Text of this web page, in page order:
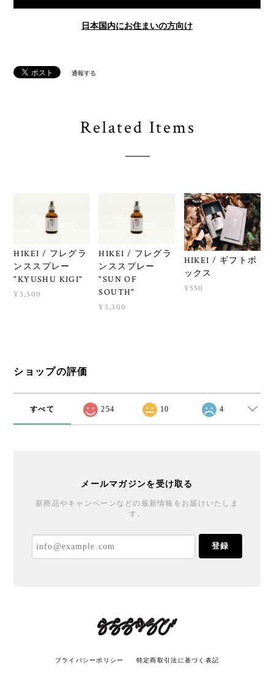
日本国内にお住まいの方向け
通報する
Related Items
HIKEI / フレグラ
ンススプレー
"KYUSHU KIGI"
¥3,300
HIKEI / フレグラ
ンススプレー
"SUN OF
SOUTH"
¥3,300
HIKEI / ギフトボ
ックス
¥550
ショップの評価
すべて 254 10 4
メールマガジンを受け取る
新商品やキャンペーンなどの最新情報をお届けいたしま
す。
登録
プライバシーポリシー 特定商取引法に基づく表記